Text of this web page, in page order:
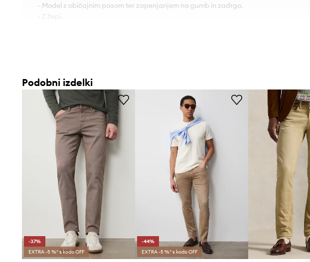
- Model z običajnim pasom ter zapenjanjem na gumb in zadrgo.
- Z žepi.
- Notranja dolžina noge: 82 cm.
- Dimenzije so podane za velikost: 32.
Podobni izdelki
-37%
EXTRA -5 %* s kodo OFF
-44%
EXTRA -5 %* s kodo OFF